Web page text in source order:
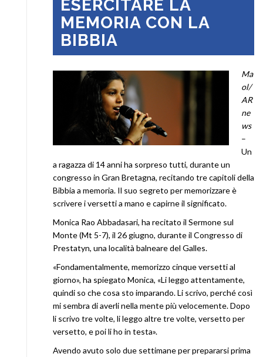
ESERCITARE LA
MEMORIA CON LA
BIBBIA
Ma
ol/
AR
ne
ws
–
Un
a ragazza di 14 anni ha sorpreso tutti, durante un
congresso in Gran Bretagna, recitando tre capitoli della
Bibbia a memoria. Il suo segreto per memorizzare è
scrivere i versetti a mano e capirne il significato.
Monica Rao Abbadasari, ha recitato il Sermone sul
Monte (Mt 5-7), il 26 giugno, durante il Congresso di
Prestatyn, una località balneare del Galles.
«Fondamentalmente, memorizzo cinque versetti al
giorno», ha spiegato Monica, «Li leggo attentamente,
quindi so che cosa sto imparando. Li scrivo, perché così
mi sembra di averli nella mente più velocemente. Dopo
li scrivo tre volte, li leggo altre tre volte, versetto per
versetto, e poi li ho in testa».
Avendo avuto solo due settimane per prepararsi prima